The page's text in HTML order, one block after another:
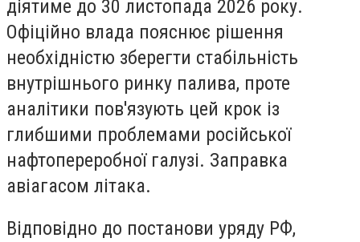
діятиме до 30 листопада 2026 року.
Офіційно влада пояснює рішення
необхідністю зберегти стабільність
внутрішнього ринку палива, проте
аналітики пов'язують цей крок із
глибшими проблемами російської
нафтопереробної галузі. Заправка
авіагасом літака.
Відповідно до постанови уряду РФ,